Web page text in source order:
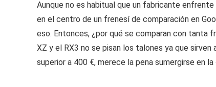
Aunque no es habitual que un fabricante
en el centro de un frenesí de comparación en
eso. Entonces, ¿por qué se comparan con tanta
XZ y el RX3 no se pisan los talones ya que
superior a 400 €, merece la pena sumergirse en